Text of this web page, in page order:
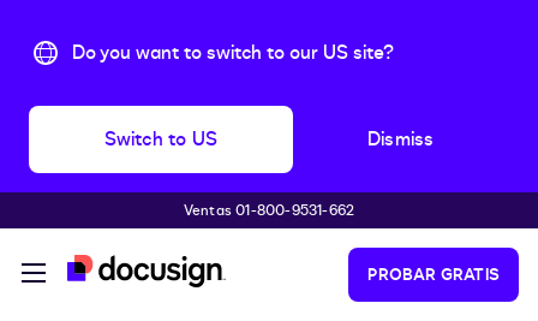
Do you want to switch to our US site?
Switch to US Dismiss
Accede al contenido principalVentas 01-800-9531-662
PROBAR GRATIS